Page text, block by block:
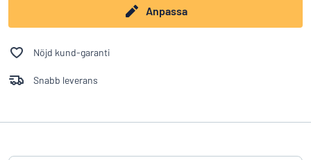
Anpassa
Nöjd kund-garanti
Snabb leverans